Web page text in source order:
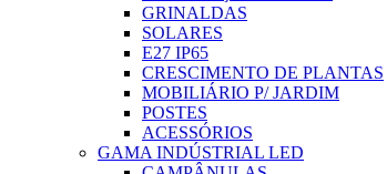
GRINALDAS
SOLARES
E27 IP65
CRESCIMENTO DE PLANTAS
MOBILIÁRIO P/ JARDIM
POSTES
ACESSÓRIOS
GAMA INDÚSTRIAL LED